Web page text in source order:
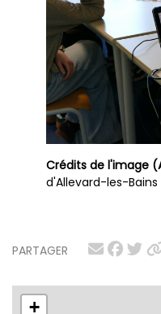
PARTAGER
+
Crédits de l'image
d'Allevard-les-Bains